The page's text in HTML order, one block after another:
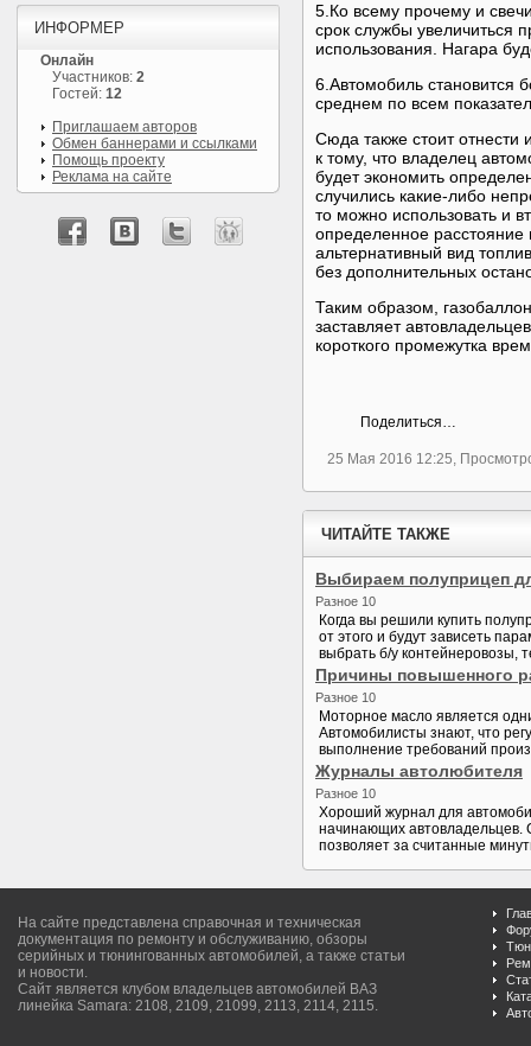
5.Ко всему прочему и
срок службы увеличиться
использования. Нагара
6.Автомобиль становится
среднем по всем
Сюда также стоит отнести
к тому, что владелец
будет экономить
случились какие-либо
то можно использовать и
определенное
альтернативный вид
без дополнительных
Таким образом,
заставляет
короткого промежутка
Поделиться…
25 Мая 2016 12:25,
ЧИТАЙТЕ ТАКЖЕ
Выбираем полуприцеп
Разное 10
Когда вы решили купить
от этого и будут зависеть
выбрать б/у контейнеровозы,
Причины повышенного
Разное 10
Моторное масло является
Автомобилисты знают, что
выполнение требований
Журналы автолюбителя
Разное 10
Хороший журнал для
начинающих автовладельцев.
позволяет за считанные
ИНФОРМЕР
Онлайн
Участников: 2
Гостей: 12
Приглашаем авторов
Обмен баннерами и ссылками
Помощь проекту
Реклама на сайте
На сайте представлена справочная и техническая
документация по ремонту и обслуживанию, обзоры
серийных и тюнингованных автомобилей, а также статьи
и новости.
Сайт является клубом владельцев автомобилей ВАЗ
линейка Samara: 2108, 2109, 21099, 2113, 2114, 2115.